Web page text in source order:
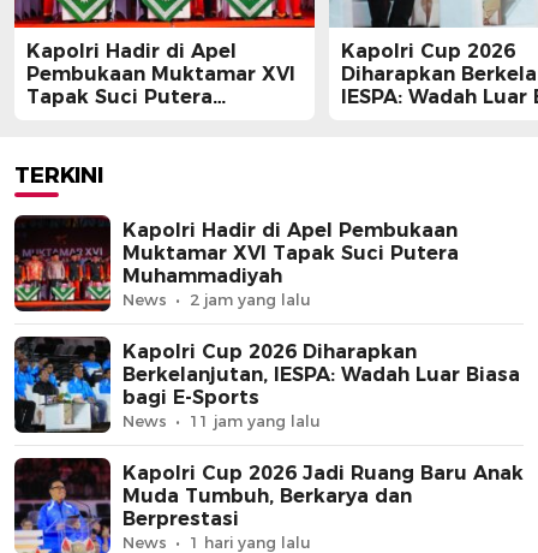
Kapolri Hadir di Apel
Pembukaan Muktamar XVI
Tapak Suci Putera
Kapolri Cup 2026
Diharapkan
IESPA: Wadah Luar
TERKINI
Kapolri Hadir di Apel Pembukaan
Muktamar XVI Tapak Suci Putera
Muhammadiyah
News 2 jam yang lalu
Kapolri Cup 2026 Diharapkan
Berkelanjutan, IESPA: Wadah Luar Biasa
bagi E-Sports
News 11 jam yang lalu
Kapolri Cup 2026 Jadi Ruang Baru Anak
Muda Tumbuh, Berkarya dan
Berprestasi
News 1 hari yang lalu